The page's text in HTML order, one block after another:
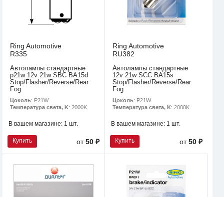
Ring Automotive
R335
Автолампы стандартные
p21w 12v 21w SBC BA15d
Stop/Flasher/Reverse/Rear
Fog
Цоколь: P21W
Температура света, K: 2000K
В вашем магазине: 1 шт.
Купить от50 ₽
Ring Automotive
RU382
Автолампы стандартные
12v 21w SCC BA15s
Stop/Flasher/Reverse/Rear
Fog
Цоколь: P21W
Температура света, K: 2000K
В вашем магазине: 1 шт.
Купить от50 ₽